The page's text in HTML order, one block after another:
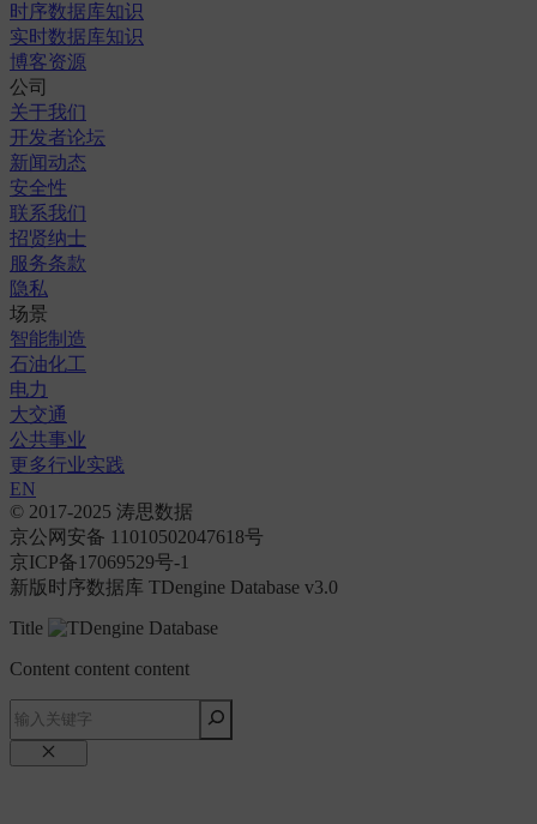
时序数据库知识
实时数据库知识
博客资源
公司
关于我们
开发者论坛
新闻动态
安全性
联系我们
招贤纳士
服务条款
隐私
场景
智能制造
石油化工
电力
大交通
公共事业
更多行业实践
EN
© 2017-2025 涛思数据
京公网安备 11010502047618号
京ICP备17069529号-1
新版时序数据库 TDengine Database v3.0
Title
Content content content
关